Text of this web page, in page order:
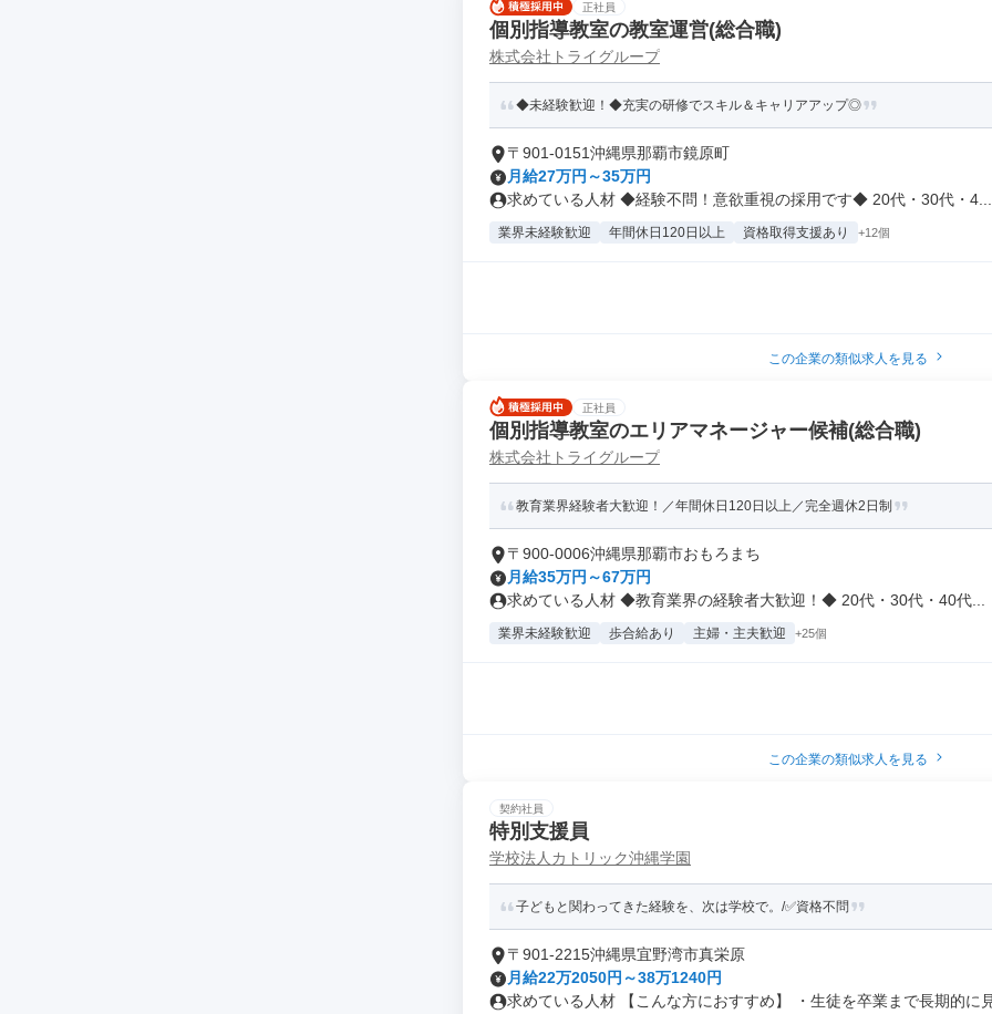
正社員
個別指導教室の教室運営(総合職)
株式会社トライグループ
◆未経験歓迎！◆充実の研修でスキル＆キャリアアップ◎
〒901-0151沖縄県那覇市鏡原町
月給27万円～35万円
求めている人材 ◆経験不問！意欲重視の採用です◆ 20代・30代・4...
業界未経験歓迎 年間休日120日以上 資格取得支援あり +12個
この企業の類似求人を見る
正社員
個別指導教室のエリアマネージャー候補(総合職)
株式会社トライグループ
教育業界経験者大歓迎！／年間休日120日以上／完全週休2日制
〒900-0006沖縄県那覇市おもろまち
月給35万円～67万円
求めている人材 ◆教育業界の経験者大歓迎！◆ 20代・30代・40代...
業界未経験歓迎 歩合給あり 主婦・主夫歓迎 +25個
この企業の類似求人を見る
契約社員
特別支援員
学校法人カトリック沖縄学園
子どもと関わってきた経験を、次は学校で。/✅資格不問
〒901-2215沖縄県宜野湾市真栄原
月給22万2050円～38万1240円
求めている人材 【こんな方におすすめ】 ・生徒を卒業まで長期的に